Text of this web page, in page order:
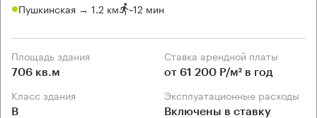
Пушкинская → 1.2 км ~12 мин
Площадь здания
706 кв.м
Ставка арендной платы
от 61 200 Р/м² в год
Класс здания
B
Эксплуатационные расходы
Включены в ставку